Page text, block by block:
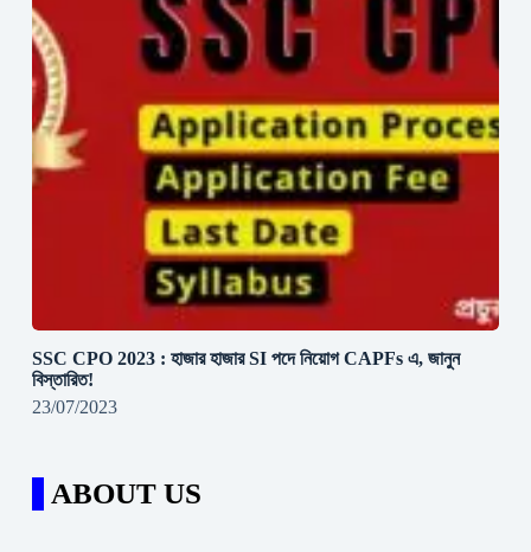
SSC CPO 2023 : হাজার হাজার SI পদে নিয়োগ CAPFs এ, জানুন
বিস্তারিত!
23/07/2023
ABOUT US